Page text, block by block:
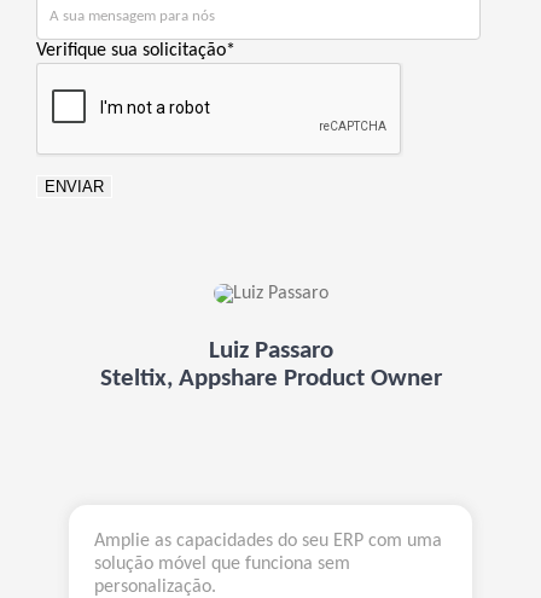
Verifique sua solicitação*
ENVIAR
Luiz Passaro
Steltix, Appshare Product Owner
Amplie as capacidades do seu ERP com uma
solução móvel que funciona sem
personalização.